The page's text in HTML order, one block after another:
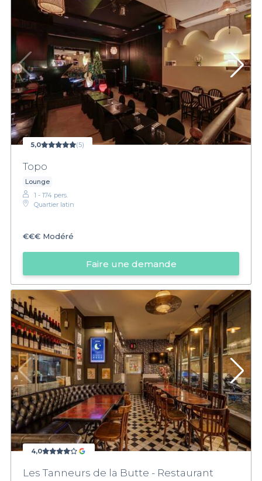
5,0 (5)
Topo
Lounge
1 - 174 pers.
Quartier latin
€€€ Modéré
Faire une demande
4,0
Les Tanneurs de la Butte - Restaurant